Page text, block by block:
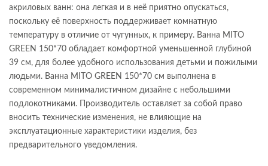
акриловых ванн: она легкая и в неё приятно опускаться,
поскольку её поверхность поддерживает комнатную
температуру в отличие от чугунных, к примеру. Ванна MITO
GREEN 150*70 обладает комфортной уменьшенной глубиной
39 см, для более удобного использования детьми и пожилыми
людьми. Ванна MITO GREEN 150*70 см выполнена в
современном минималистичном дизайне с небольшими
подлокотниками. Производитель оставляет за собой право
вносить технические изменения, не влияющие на
эксплуатационные характеристики изделия, без
предварительного уведомления.